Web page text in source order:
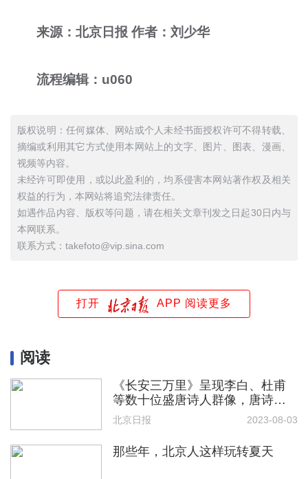
来源：北京日报 作者：刘少华
流程编辑：u060
版权说明：任何媒体、网站或个人未经书面授权许可不得转载、
摘编或利用其它方式使用本网站上的文字、图片、图表、漫画、
视频等内容。
未经许可即使用，或以此盈利的，均系侵害本网站著作权及相关
权益的行为，本网站将追究法律责任。
如遇作品内容、版权等问题，请在相关文章刊发之日起30日内与
本网联系。
联系方式：takefoto@vip.sina.com
打开 APP 阅读更多
阅读
《长安三万里》呈现李白、杜甫
等数十位盛唐诗人群像，唐诗里
的北京什么样？
北京日报 2023-08-03
那些年，北京人这样玩转夏天